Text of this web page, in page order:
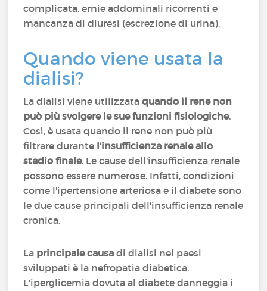
complicata, ernie addominali ricorrenti e
mancanza di diuresi (escrezione di urina).
Quando viene usata la
dialisi?
La dialisi viene utilizzataquando il rene non
può più svolgere le sue funzioni fisiologiche.
Così, è usata quando il rene non può più
filtrare durante l'insufficienza renale allo
stadio finale. Le cause dell'insufficienza renale
possono essere numerose. Infatti, condizioni
come l'ipertensione arteriosa e il diabete sono
le due cause principali dell'insufficienza renale
cronica.
La principale causa di dialisi nei paesi
sviluppati è la nefropatia diabetica.
L'iperglicemia dovuta al diabete danneggia i